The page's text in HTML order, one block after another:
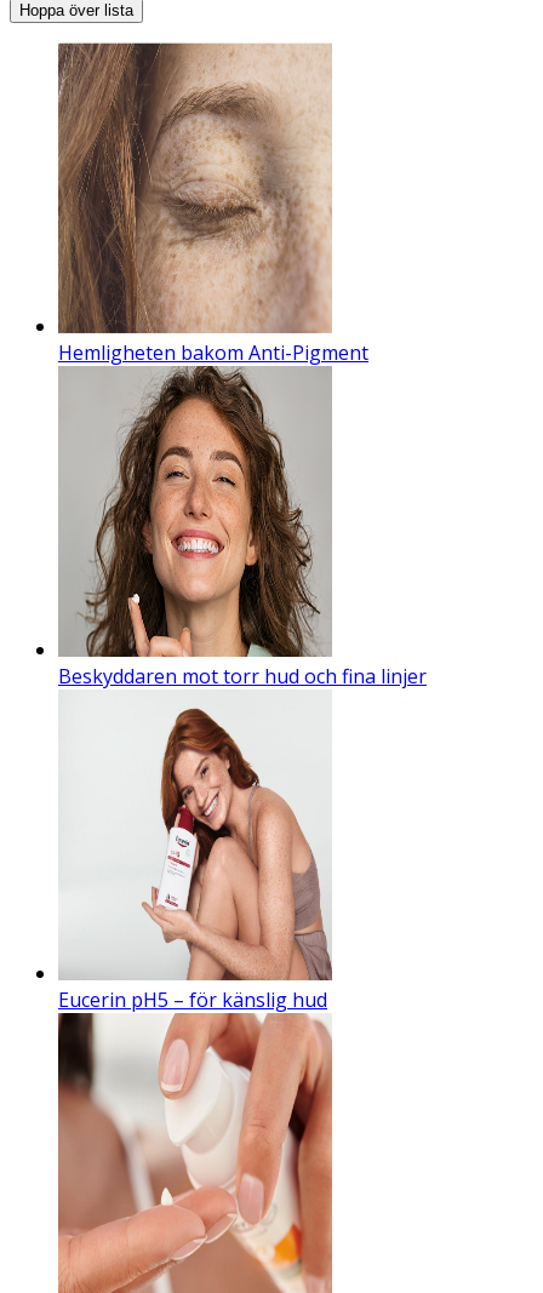
Hoppa över lista
Hemligheten bakom Anti-Pigment
Beskyddaren mot torr hud och fina linjer
Eucerin pH5 – för känslig hud